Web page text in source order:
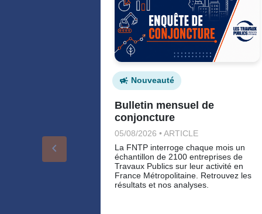
keyboard_arrow_left
Nouveauté
Bulletin mensuel de
conjoncture
05/08/2026 • ARTICLE
La FNTP interroge chaque mois un
échantillon de 2100 entreprises de
Travaux Publics sur leur activité en
France Métropolitaine. Retrouvez les
résultats et nos analyses.